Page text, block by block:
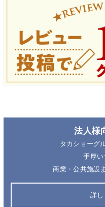
法人様
タカショーグ
手厚い
商業・公共施設
詳し